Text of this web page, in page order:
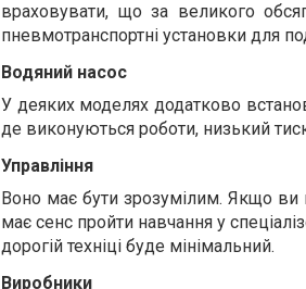
враховувати, що за великого
пневмотранспортні установки для
Водяний насос
У деяких моделях додатково
де виконуються роботи, низький
Управління
Воно має бути зрозумілим. Якщо
має сенс пройти навчання у
дорогій техніці буде мінімальний.
Виробники